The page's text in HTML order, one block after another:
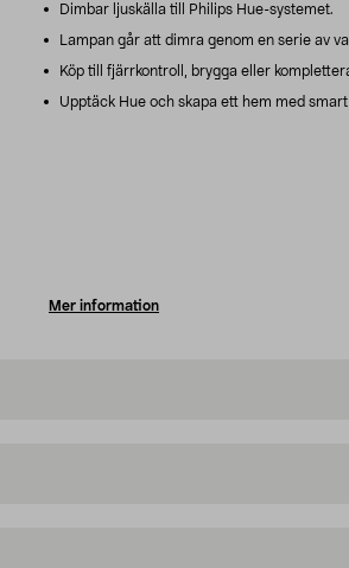
Dimbar ljuskälla till Philips Hue-systemet.
Lampan går att dimra genom en serie av
Köp till fjärrkontroll, brygga eller
Upptäck Hue och skapa ett hem med smart
Mer information